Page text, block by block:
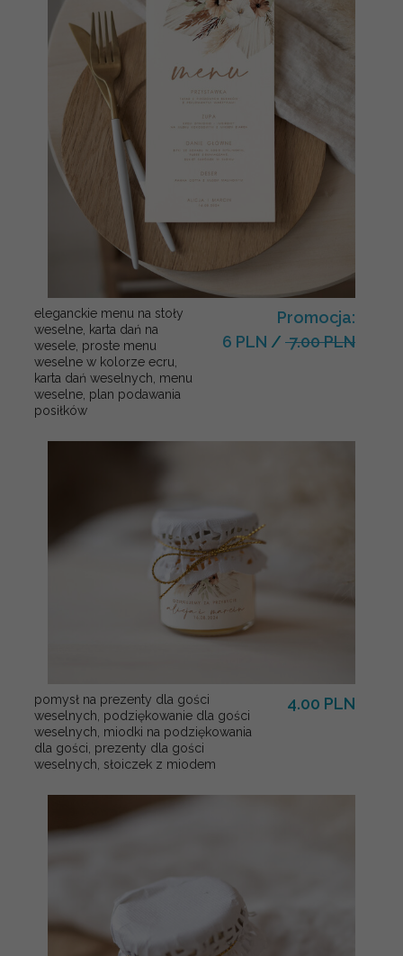
eleganckie menu na stoły
weselne, karta dań na
wesele, proste menu
weselne w kolorze ecru,
karta dań weselnych, menu
weselne, plan podawania
posiłków
Promocja:
6 PLN / 7.00 PLN
pomysł na prezenty dla gości
weselnych, podziękowanie dla gości
weselnych, miodki na podziękowania
dla gości, prezenty dla gości
weselnych, słoiczek z miodem
4.00 PLN